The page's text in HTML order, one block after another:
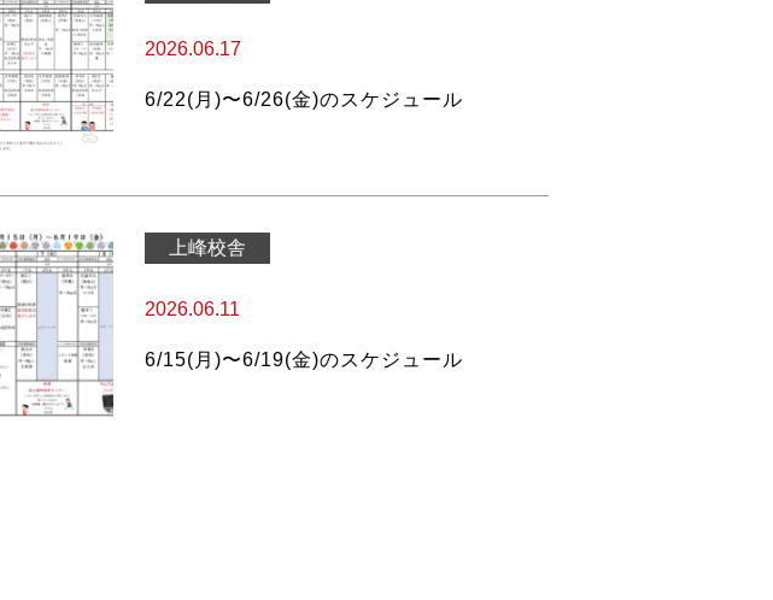
2026.06.17
6/22(月)〜6/26(金)のスケジュール
上峰校舎
2026.06.11
6/15(月)〜6/19(金)のスケジュール